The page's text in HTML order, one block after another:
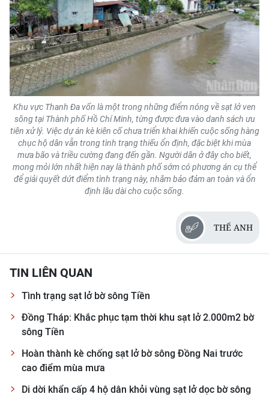
Khu vực Thanh Đa vốn là một trong những điểm nóng về sạt lở ven
sông tại Thành phố Hồ Chí Minh, từng được đưa vào danh sách ưu
tiên xử lý. Việc dự án kè kiên cố chưa triển khai khiến cuộc sống hàng
chục hộ dân vẫn trong tình trạng thiếu ổn định, đặc biệt khi mùa
mưa bão và triều cường đang đến gần. Người dân ở đây cho biết,
mong mỏi lớn nhất hiện nay là thành phố sớm có phương án cụ thể
để giải quyết dứt điểm tình trạng này, nhằm bảo đảm an toàn và ổn
định lâu dài cho cuộc sống.
THẾ ANH
TIN LIÊN QUAN
Tình trạng sạt lở bờ sông Tiền
Đồng Tháp: Khắc phục tạm thời khu sạt lở 2.000m2 bờ
sông Tiền
Hoàn thành kè chống sạt lở bờ sông Đồng Nai trước
cao điểm mùa mưa
Di dời khẩn cấp 4 hộ dân khỏi vùng sạt lở dọc bờ sông